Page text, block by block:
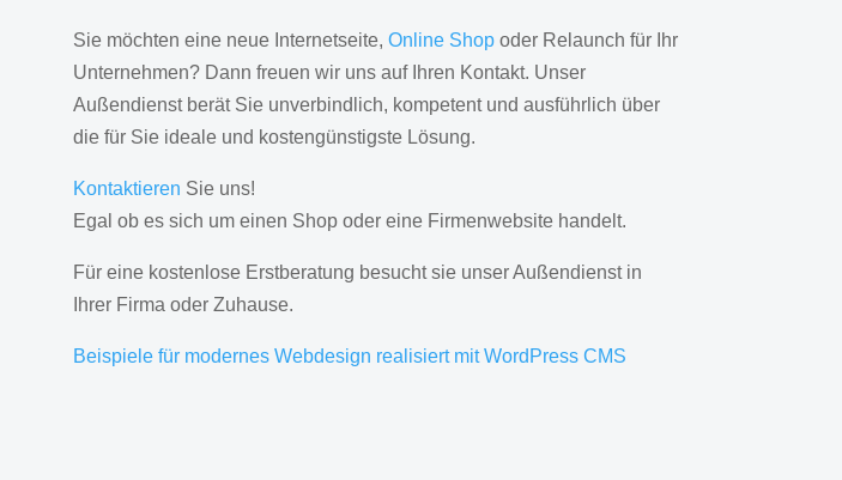
Sie möchten eine neue Internetseite, Online Shopoder Relaunch für Ihr
Unternehmen? Dann freuen wir uns auf Ihren Kontakt. Unser
Außendienst berät Sie unverbindlich, kompetent und ausführlich über
die für Sie ideale und kostengünstigste Lösung.
Kontaktieren Sie uns!
Egal ob es sich um einen Shop oder eine Firmenwebsite handelt.
Für eine kostenlose Erstberatung besucht sie unser Außendienst in
Ihrer Firma oder Zuhause.
Beispiele für modernes Webdesign realisiert mit WordPress CMS